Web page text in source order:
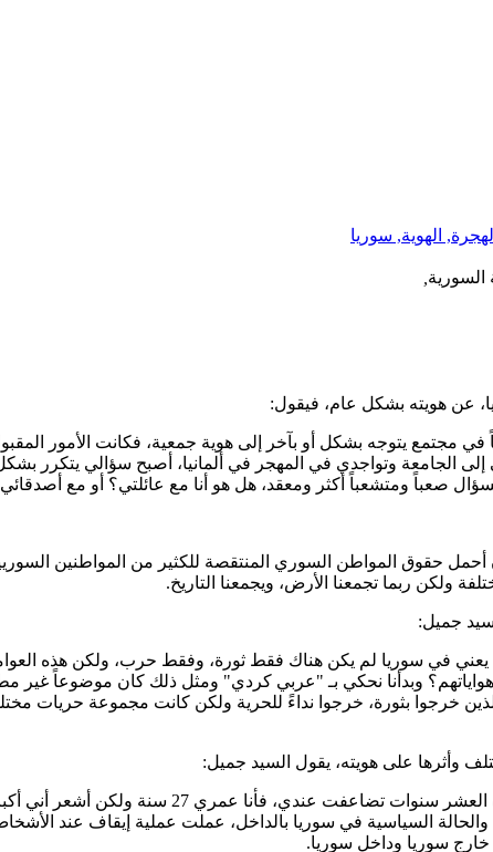
الهجرة, الهوية, سوريا
السورية
مجتمع يتوجه بشكل أو بآخر إلى هوية جمعية، فكانت الأمور
إلى الجامعة وتواجدي في المهجر في ألمانيا، أصبح سؤالي يتكرر
صعباً ومتشعباً أكثر ومعقد، هل هو أنا مع عائلتي؟ أو مع
أحمل حقوق المواطن السوري المنتقصة للكثير من المواطنين
ولكن ربما تجمعنا الأرض، ويجمعنا التاريخ.
جميل:
يعني في سوريا لم يكن هناك فقط ثورة، وفقط حرب، ولكن هذه
وبدأنا نحكي بـ "عربي كردي" ومثل ذلك كان موضوعاً غير
خرجوا بثورة، خرجوا نداءً للحرية ولكن كانت مجموعة حريات
وأثرها على هويته، يقول السيد جميل:
أنا كسوري خرج خارج سوريا، أتخيل أن
والحالة السياسية في سوريا بالداخل، عملت عملية إيقاف عند
خارج سوريا وداخل سوريا.